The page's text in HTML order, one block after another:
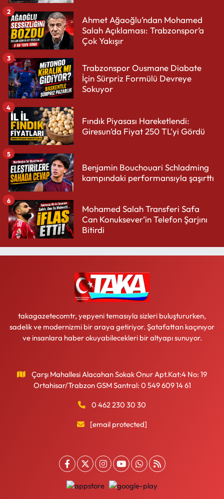
Ahmet Ağaoğlu’ndan Mohamed
Salah Açıklaması: Trabzonspor’a
Çok Yakışır
2
Trabzonspor Ousmane Diabate
İçin Sürpriz Formülü Devreye
Sokuyor
3
Fındık Piyasası Hareketlendi:
Giresun’da Fiyat 250 TL’yi Gördü
4
Benjamin Bouchouari Schladming
kampındaki performansıyla şaşırttı
5
Mohamed Salah Transferi Safa
Can Konuksever’in Telefon Şarjını
Bitirdi
6
takagazetecomtr, yepyeni temasıyla sizleri buluştururken,
sadelik ve modernizmi bir araya getiriyor. Şatafattan kaçınıyor
ve insanlara haber okuyabilecekleri bir altyapı sunuyor.
Çarşı Mahallesi Alacahan Sokak Onur Apt.Kat:4 No: 19
Ortahisar/Trabzon GSM Santral: 0 549 609 14 61
0 462 230 30 30
[email protected]